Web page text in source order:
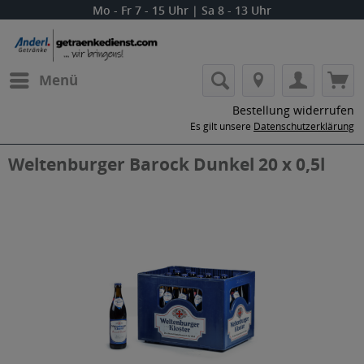
Mo - Fr 7 - 15 Uhr | Sa 8 - 13 Uhr
Menü
Bestellung widerrufen
Es gilt unsere Datenschutzerklärung
Weltenburger Barock Dunkel 20 x 0,5l